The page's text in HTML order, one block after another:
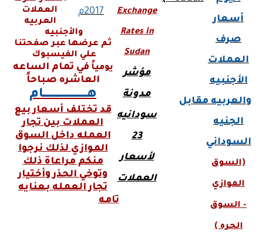
أسعار
صرف
العملات
الأجنبيه
والعربيهمقابل
الجنيه
السوداني
(السوق
الموازي
-السوق
الحره )
Exchange
Rates in
Sudan
مؤشر
مدونة
سودانيه
23
لأسعار
العملات
2017م
العملات
العربيه
والأجنبيه
ثم عرضها عبر صفحتنا
علي الفيسبوك
يومياً في تمام الساعه
العاشره صباحاً
هـــــــــــــــــــــــــام
قد تختلف أسعار بيع
العملات بين تجار
العمله داخل السوق
الموازي لذلك نرجوا
منكم مراعاة ذلك
وتوخي الحذر وأختيار
تجار العمله بعنايه
تامه